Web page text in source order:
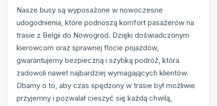
Nasze busy są wyposażone w nowoczesne
udogodnienia, które podnoszą komfort pasażerów na
trasie z Belgii do Nowogrod. Dzięki doświadczonym
kierowcom oraz sprawnej flocie pojazdów,
gwarantujemy bezpieczną i szybką podróż, która
zadowoli nawet najbardziej wymagających klientów.
Dbamy o to, aby czas spędzony w trasie był możliwie
przyjemny i pozwalał cieszyć się każdą chwilą,